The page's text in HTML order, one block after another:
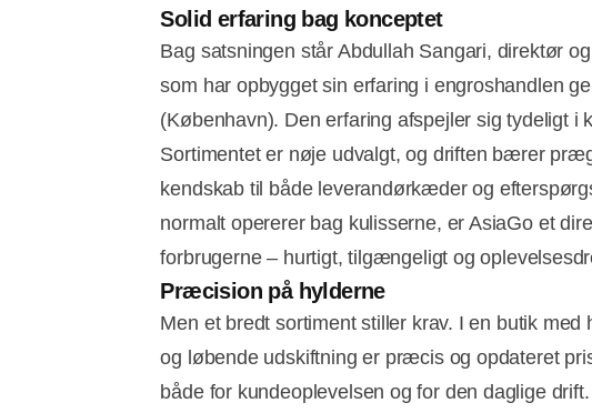
Solid erfaring bag konceptet
Bag satsningen står Abdullah Sangari, direktør
som har opbygget sin erfaring i engroshandlen
(København). Den erfaring afspejler sig tydeligt i
Sortimentet er nøje udvalgt, og driften bærer
kendskab til både leverandørkæder og
normalt opererer bag kulisserne, er AsiaGo et
forbrugerne – hurtigt, tilgængeligt og
Præcision på hylderne
Men et bredt sortiment stiller krav. I en butik med
og løbende udskiftning er præcis og opdateret
både for kundeoplevelsen og for den daglige drift.